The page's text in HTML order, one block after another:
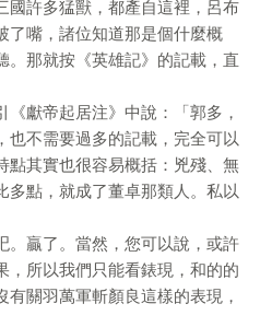
國許多猛獸，都產自這裡，呂布
了嘴，諸位知道那是個什麼概
。那就按《英雄記》的記載，直
獻帝起居注》中說：「郭多，
也不需要過多的記載，完全可以
點其實也很容易概括：兇殘、無
多點，就成了董卓那類人。私以
。贏了。當然，您可以說，或許
，所以我們只能看錶現，和的的
關羽萬軍斬顏良這樣的表現，